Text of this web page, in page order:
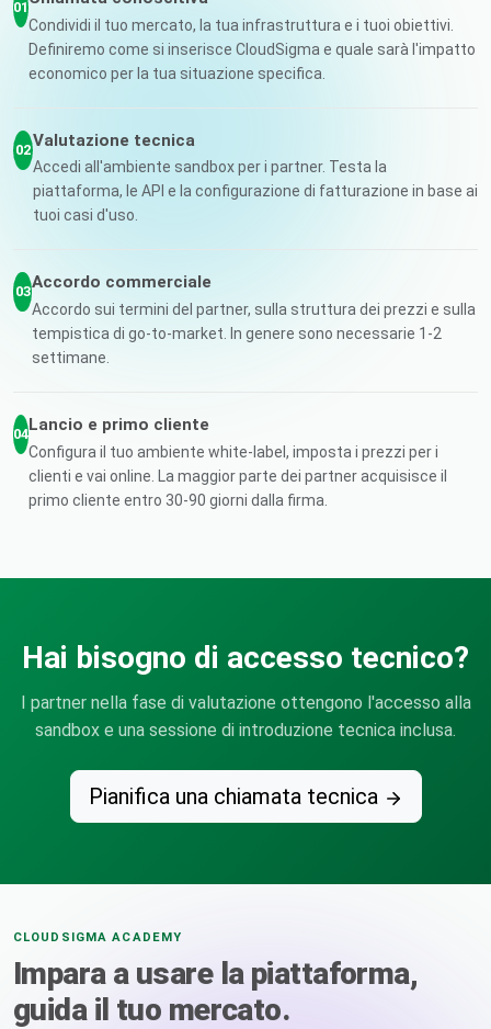
01
Condividi il tuo mercato, la tua infrastruttura e i tuoi obiettivi.
Definiremo come si inserisce CloudSigma e quale sarà l'impatto
economico per la tua situazione specifica.
02Valutazione tecnica
Accedi all'ambiente sandbox per i partner. Testa la
piattaforma, le API e la configurazione di fatturazione in base ai
tuoi casi d'uso.
03Accordo commerciale
Accordo sui termini del partner, sulla struttura dei prezzi e sulla
tempistica di go-to-market. In genere sono necessarie 1-2
settimane.
04Lancio e primo cliente
Configura il tuo ambiente white-label, imposta i prezzi per i
clienti e vai online. La maggior parte dei partner acquisisce il
primo cliente entro 30-90 giorni dalla firma.
Hai bisogno di accesso tecnico?
I partner nella fase di valutazione ottengono l'accesso alla
sandbox e una sessione di introduzione tecnica inclusa.
Pianifica una chiamata tecnica
CLOUDSIGMA ACADEMY
Impara a usare la piattaforma,
guida il tuo mercato.